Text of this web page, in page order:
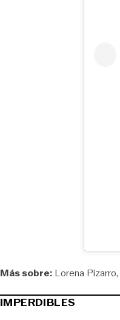
Más sobre: Lorena Pizarro
IMPERDIBLES